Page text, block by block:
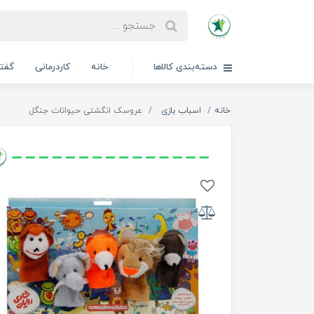
دسته‌بندی کالاها خانه کاردرمانی
خانه اسباب بازی عروسک انگشتی حیوانات جنگل